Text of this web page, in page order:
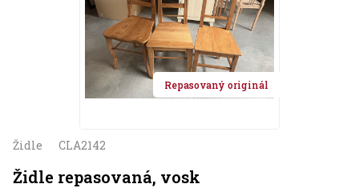
Repasovaný originál
Židle CLA2142
Židle repasovaná, vosk